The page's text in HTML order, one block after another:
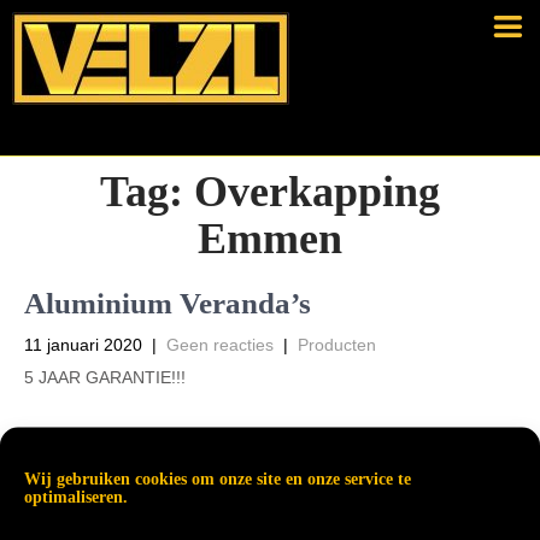
Wij gebruiken cookies om onze site en onze service te
optimaliseren.
Tag: Overkapping
Emmen
Aluminium Veranda’s
11 januari 2020 | Geen reacties | Producten
5 JAAR GARANTIE!!!
Read More →